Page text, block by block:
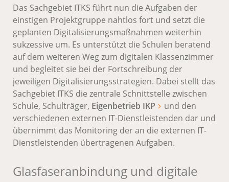
Das Sachgebiet ITKS führt nun die Aufgaben der
einstigen Projektgruppe nahtlos fort und setzt die
geplanten Digitalisierungsmaßnahmen weiterhin
sukzessive um. Es unterstützt die Schulen beratend
auf dem weiteren Weg zum digitalen Klassenzimmer
und begleitet sie bei der Fortschreibung der
jeweiligen Digitalisierungsstrategien. Dabei stellt das
Sachgebiet ITKS die zentrale Schnittstelle zwischen
Schule, Schulträger, Eigenbetrieb IKP
und den
verschiedenen externen IT-Dienstleistenden dar und
übernimmt das Monitoring der an die externen IT-
Dienstleistenden übertragenen Aufgaben.
Glasfaseranbindung und digitale